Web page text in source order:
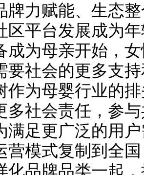
牌力赋能、生态
区平台发展成为
为母亲开始，女
要社会的更多支
作为母婴行业的
多社会责任，参
满足更广泛的用
营模式复制到全
化品牌品类一起